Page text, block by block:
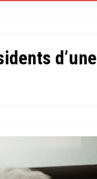
d’une